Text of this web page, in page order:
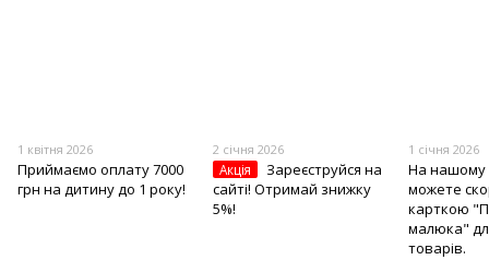
1 квітня 2026
Приймаємо оплату 7000
грн на дитину до 1 року!
2 січня 2026
Акція
Зареєструйся на
сайті! Отримай знижку
5%!
1 січня 2026
На нашому
можете
карткою
малюка"
товарів.